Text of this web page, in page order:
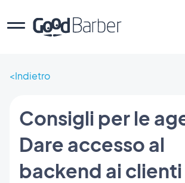
Indietro
Consigli per le
Dare accesso al
backend ai clienti